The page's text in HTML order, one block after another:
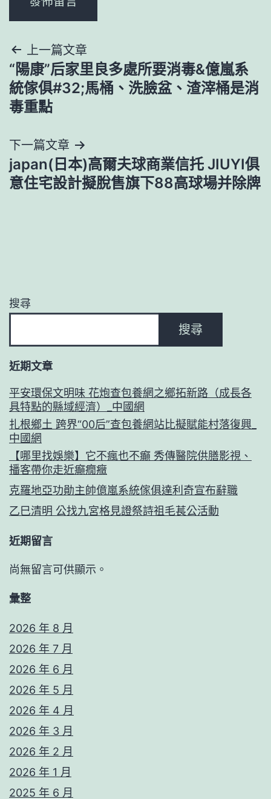
文
章
導
覽
上一篇文章
“陽康”后家里良多處所要消毒&億嵐系
統傢俱#32;馬桶、洗臉盆、渣滓桶是消
毒重點
下一篇文章
japan(日本)高爾夫球商業信托 JIUYI俱
意住宅設計擬脫售旗下88高球場并除牌
搜尋
搜尋
近期文章
平安環保文明味 花炮查包養網之鄉拓新路（成長各
具特點的縣域經濟）_中國網
扎根鄉土 跨界“00后”查包養網站比擬賦能村落復興_
中國網
【哪里找娛樂】它不瘋也不癲 秀傳醫院供膳影視、
播客帶你走近癲癇癥
克羅地亞功勛主帥億嵐系統傢俱達利奇宣布辭職
乙巳清明 公找九宮格見證祭詩祖毛萇公活動
近期留言
尚無留言可供顯示。
彙整
2026 年 8 月
2026 年 7 月
2026 年 6 月
2026 年 5 月
2026 年 4 月
2026 年 3 月
2026 年 2 月
2026 年 1 月
2025 年 6 月